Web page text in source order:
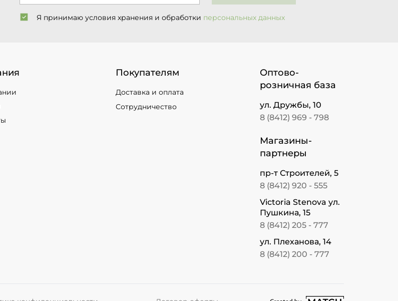
Я принимаю условия хранения и обработки персональных данных
Покупателям
Доставка и оплата
Сотрудничество
Оптово-
розничная база
ул. Дружбы, 10
8 (8412) 969 - 798
Магазины-
партнеры
пр-т Строителей, 5
8 (8412) 920 - 555
Victoria Stenova ул.
Пушкина, 15
8 (8412) 205 - 777
ул. Плеханова, 14
8 (8412) 200 - 777